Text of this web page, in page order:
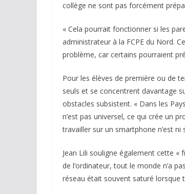
collège ne sont pas forcément
« Cela pourrait fonctionner si les
administrateur à la FCPE du Nord.
problème, car certains pourraient
Pour les élèves de première ou de
seuls et se concentrent davantage
obstacles subsistent. « Dans les
n’est pas universel, ce qui crée un
travailler sur un smartphone n’est ni
Jean Lili souligne également cette «
de l’ordinateur, tout le monde n’a
réseau était souvent saturé lorsque